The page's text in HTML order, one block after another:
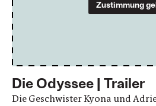
Zustimmung
Die Odyssee | Trailer
Die Geschwister Kyona und